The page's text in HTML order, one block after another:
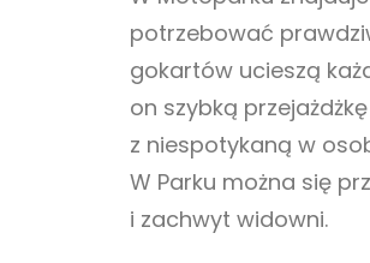
potrzebować
gokartów ucieszą
on szybką
z niespotykaną w
W Parku można się
i zachwyt widowni.